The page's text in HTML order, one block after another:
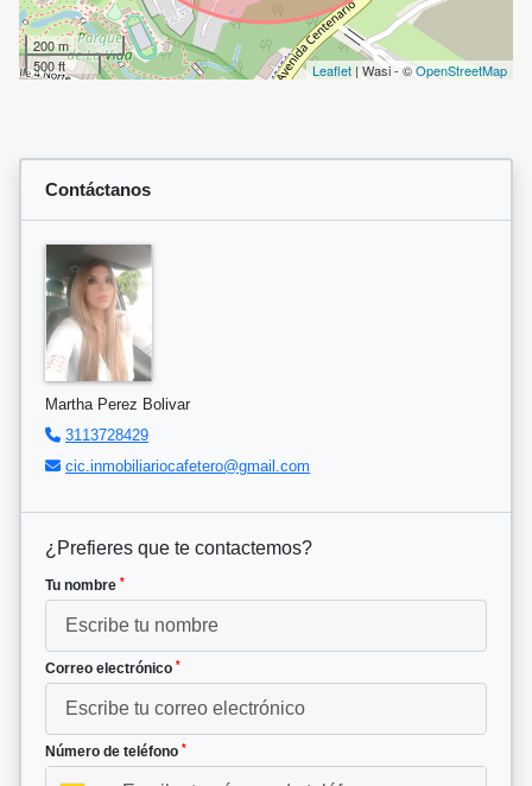
200 m
500 ft
Leaflet | Wasi - ©OpenStreetMap
Contáctanos
Martha Perez Bolivar
3113728429
cic.inmobiliariocafetero@gmail.com
¿Prefieres que te contactemos?
Tu nombre *
Correo electrónico *
Número de teléfono *